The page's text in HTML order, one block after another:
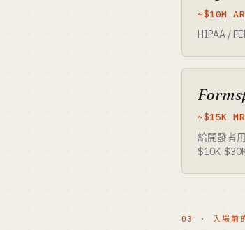
~$10M
HIPAA /
~$15K
給開發者
$10K-
03 · 入場前